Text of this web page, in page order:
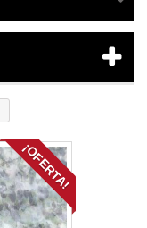
¡OFERTA!